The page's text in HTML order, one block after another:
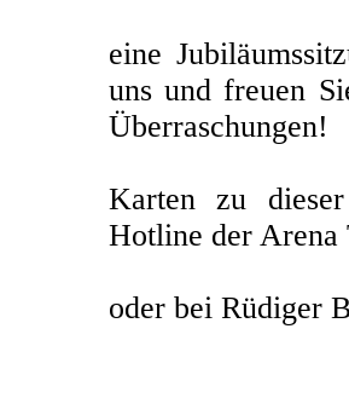
eine
uns und freuen
Überraschungen!
Karten zu
Hotline der Arena
oder bei Rüdiger